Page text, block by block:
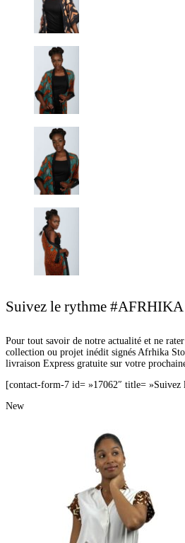
Suivez le rythme
Pour tout savoir de notre actualité et ne rater
collection ou projet inédit signés Afrhika
livraison Express gratuite sur votre
[contact-form-7 id= »17062″ title=
New